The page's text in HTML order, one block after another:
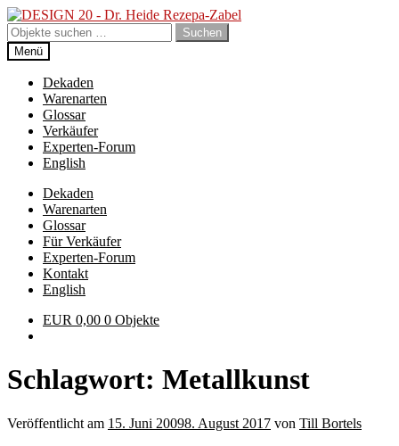
Zur
Navigation
springen
Zum
Inhalt
springen
Suchen
nach:
Suchen
Menü
Dekaden
Warenarten
Glossar
Verkäufer
Experten-Forum
English
Dekaden
Warenarten
Glossar
Für Verkäufer
Experten-Forum
Kontakt
English
EUR 0,00 0 Objekte
Schlagwort: Metallkunst
Veröffentlicht am 15. Juni 20098. August 2017 von Till Bortels